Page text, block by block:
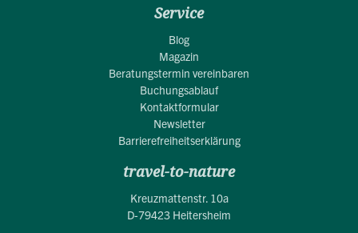
Service
Blog
Magazin
Beratungstermin vereinbaren
Buchungsablauf
Kontaktformular
Newsletter
Barrierefreiheitserklärung
travel-to-nature
Kreuzmattenstr. 10a
D-79423 Heitersheim